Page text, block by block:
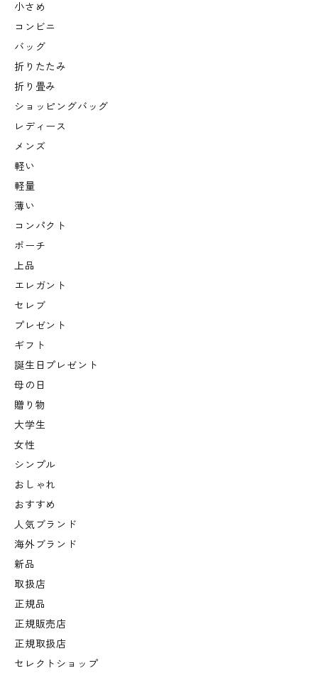
小さめ
コンビニ
バッグ
折りたたみ
折り畳み
ショッピングバッグ
レディース
メンズ
軽い
軽量
薄い
コンパクト
ポーチ
上品
エレガント
セレブ
プレゼント
ギフト
誕生日プレゼント
母の日
贈り物
大学生
女性
シンプル
おしゃれ
おすすめ
人気ブランド
海外ブランド
新品
取扱店
正規品
正規販売店
正規取扱店
セレクトショップ